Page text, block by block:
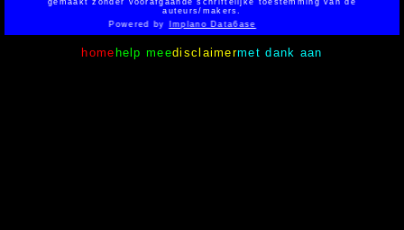
gemaakt zonder voorafgaande schriftelijke toestemming van de
auteurs/makers.
Powered byImplano Data6ase
home help meedisclaimermet dank aan